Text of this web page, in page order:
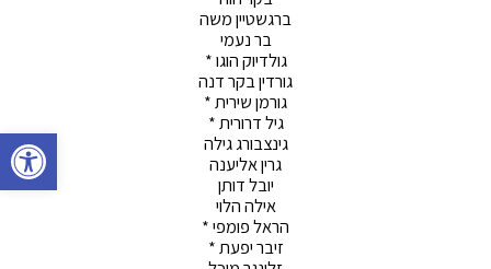
פתח
ברגשטיין משה
בר נעמי
גולדיוק הוגו *
גורדין בקר דנה
גורמן שירית *
גיל דרורית *
גינצבורג גילה
גרין אליענה
יובל דותן
אילה הלוי
הראל פומפי *
זיבר יפעת *